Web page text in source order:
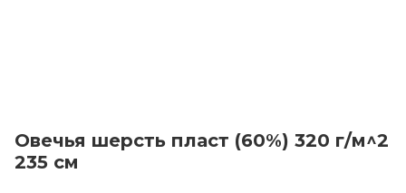
Овечья шерсть пласт (60%) 320 г/м^2
235 см